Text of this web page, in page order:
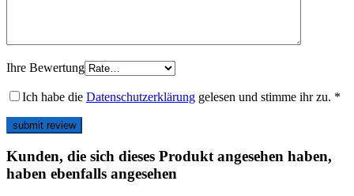
Ihre Bewertung
Ich habe die Datenschutzerklärung gelesen und stimme ihr zu. *
Kunden, die sich dieses Produkt angesehen haben,
haben ebenfalls angesehen